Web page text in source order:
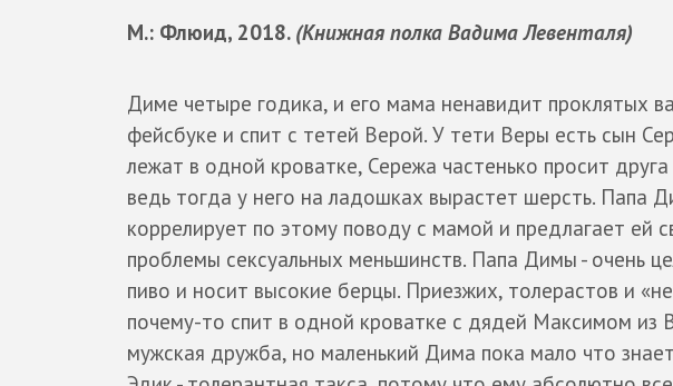
М.: Флюид, 2018. (Книжная полка Вадима Левенталя)
Диме четыре годика, и его мама ненавидит проклятых
фейсбуке и спит с тетей Верой. У тети Веры есть сын
лежат в одной кроватке, Сережа частенько просит
ведь тогда у него на ладошках вырастет шерсть. Папа
коррелирует по этому поводу с мамой и предлагает ей
проблемы сексуальных меньшинств. Папа Димы - очень
пиво и носит высокие берцы. Приезжих, толерастов и
почему-то спит в одной кроватке с дядей Максимом из
мужская дружба, но маленький Дима пока мало что